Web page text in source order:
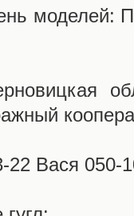
моделей:
22 Вася 050-